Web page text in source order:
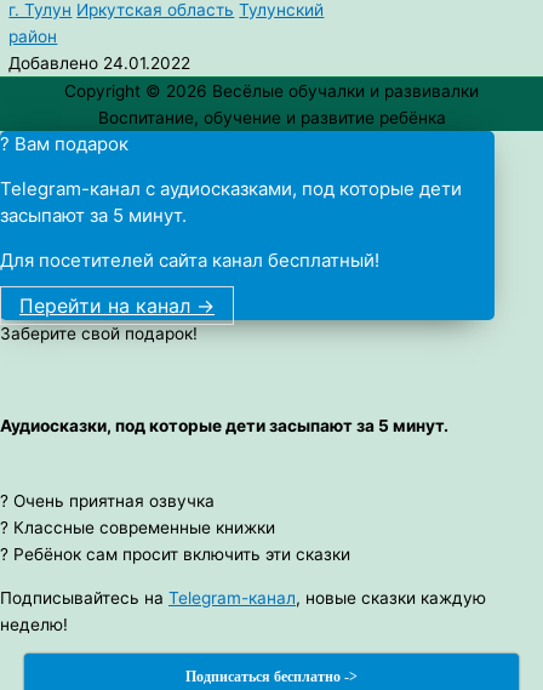
г. Тулун Иркутская область Тулунский
район
Добавлено 24.01.2022
Copyright © 2026 Весёлые обучалки и развивалки
Воспитание, обучение и развитие ребёнка
? Вам подарок
Telegram-канал с аудиосказками, под которые дети
засыпают за 5 минут.
Для посетителей сайта канал бесплатный!
Перейти на канал ->
Заберите свой подарок!
Аудиосказки, под которые дети засыпают за 5 минут.
? Очень приятная озвучка
? Классные современные книжки
? Ребёнок сам просит включить эти сказки
Подписывайтесь на Telegram-канал, новые сказки каждую
неделю!
Подписаться бесплатно ->